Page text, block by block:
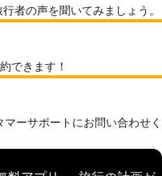
者の声を聞いてみましょう。
できます！
ーサポートにお問い合わせく